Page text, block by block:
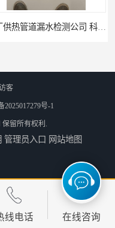
仪器测漏电话 科探管道工程
市政供热管道漏水检测 科探管道工程
客
2025017279号-1
保留所有权利.
管理员入口 网站地图
线电话 在线咨询